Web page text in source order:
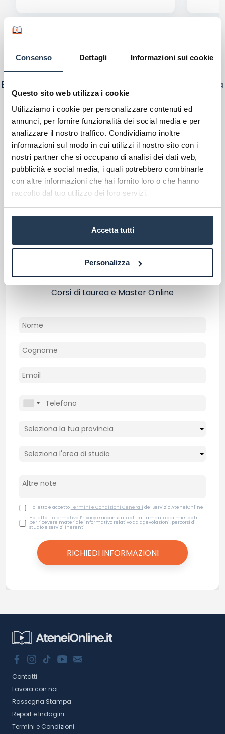
Consenso Dettagli Informazioni sui cookie
Questo sito web utilizza i cookie
Utilizziamo i cookie per personalizzare contenuti ed
annunci, per fornire funzionalità dei social media e per
analizzare il nostro traffico. Condividiamo inoltre
informazioni sul modo in cui utilizzi il nostro sito con i
nostri partner che si occupano di analisi dei dati web,
pubblicità e social media, i quali potrebbero combinarle
con altre informazioni che hai fornito loro o che hanno
raccolto dal tuo utilizzo dei loro servizi.
Accetta tutti
Personalizza
Più di 200.000 studenti si sono già
rivolti a noi
Ecco cosa dice chi si è iscritto a un corso di laurea
online con il nostro supporto:
Consulta gratuitamente i nostri esperti
Contattaci per ricevere informazioni su Atenei,
Corsi di Laurea e Master Online
Ho letto e accettoTermini e Condizioni Generali del Servizio AteneiOnline
Ho letto l'Informativa Privacye acconsento al trattamento dei miei dati
per ricevere materiale informativo relativo ad agevolazioni, percorsi di
studio e servizi inerenti
Contatti
Lavora con noi
Rassegna Stampa
Report e Indagini
Termini e Condizioni